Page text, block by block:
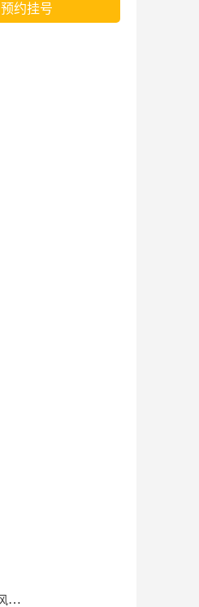
预约挂号
健康知识｜泉州看白癜风去哪个医院？白点癫风早期可以自愈？